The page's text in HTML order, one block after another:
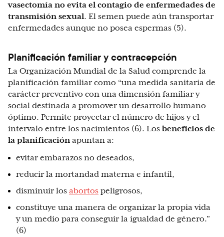
vasectomía no evita el contagio de enfermedades de
transmisión sexual. El semen puede aún transportar
enfermedades aunque no posea espermas (5).
Planificación familiar y contracepción
La Organización Mundial de la Salud comprende la
planificación familiar como “una medida sanitaria de
carácter preventivo con una dimensión familiar y
social destinada a promover un desarrollo humano
óptimo. Permite proyectar el número de hijos y el
intervalo entre los nacimientos (6). Los beneficios de
la planificación apuntan a:
evitar embarazos no deseados,
reducir la mortandad materna e infantil,
disminuir los abortos peligrosos,
constituye una manera de organizar la propia vida
y un medio para conseguir la igualdad de género.”
(6)